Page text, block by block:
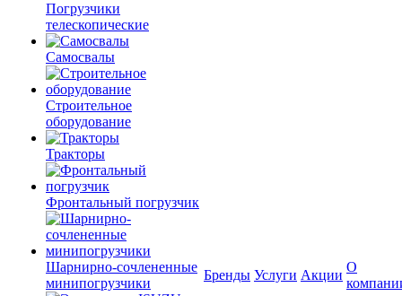
Погрузчики
телескопические
Самосвалы
Строительное
оборудование
Тракторы
Фронтальный погрузчик
Шарнирно-сочлененные
минипогрузчики
Бренды Услуги Акции
О